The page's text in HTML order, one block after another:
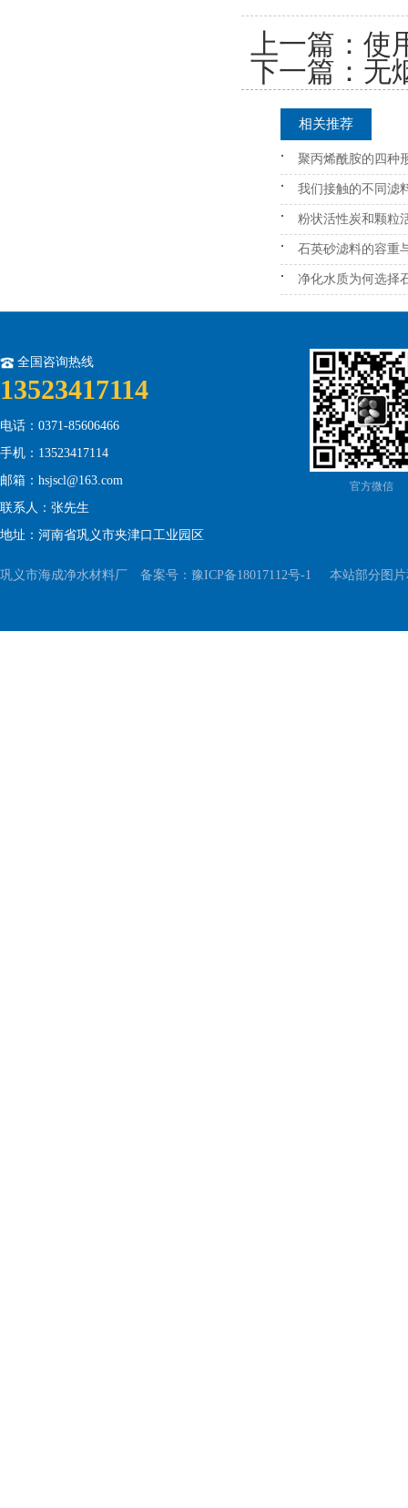
上一篇： 使
下一篇： 无
相关推荐
聚丙烯酰胺的四种
我们接触的不同滤
粉状活性炭和颗粒
石英砂滤料的容重
净化水质为何选择
全国咨询热线
13523417114
电话：0371-85606466
手机：13523417114
邮箱：hsjscl@163.com
联系人：张先生
地址：河南省巩义市夹津口工业园区
巩义市海成净水材料厂 备案号： 豫ICP备18017112号-1 本站部分图片
官方微信